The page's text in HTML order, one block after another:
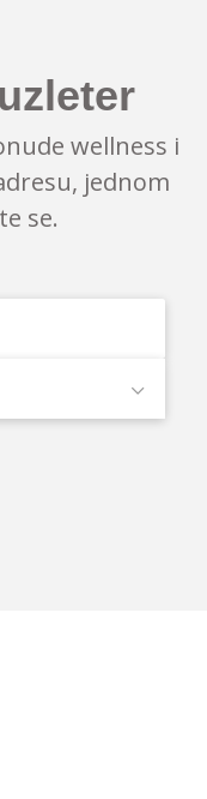
wellness i
jednom
se.